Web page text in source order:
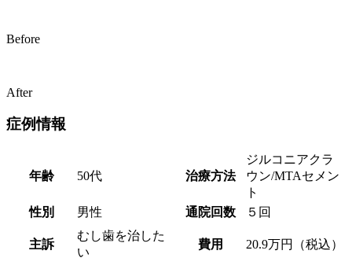
Before
After
症例情報
年齢 50代 治療方法
ジルコニアクラ
ウン/MTAセメン
ト
性別
男性 通院回数 ５回
主訴
むし歯を治した
い
費用 20.9万円（税込）